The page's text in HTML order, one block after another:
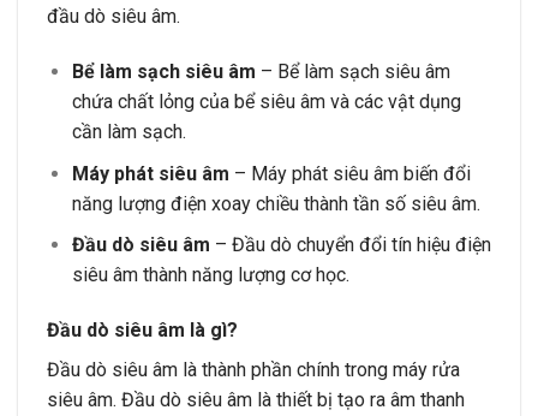
đầu dò siêu âm.
Bể làm sạch siêu âm – Bể làm sạch siêu âm
chứa chất lỏng của bể siêu âm và các vật dụng
cần làm sạch.
Máy phát siêu âm – Máy phát siêu âm biến đổi
năng lượng điện xoay chiều thành tần số siêu âm.
Đầu dò siêu âm – Đầu dò chuyển đổi tín hiệu điện
siêu âm thành năng lượng cơ học.
Đầu dò siêu âm là gì?
Đầu dò siêu âm là thành phần chính trong máy rửa
siêu âm. Đầu dò siêu âm là thiết bị tạo ra âm thanh